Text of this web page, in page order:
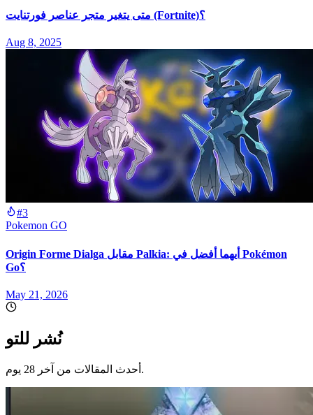
متى يتغير متجر عناصر فورتنايت (Fortnite)؟
Aug 8, 2025
#3
Pokemon GO
Origin Forme Dialga مقابل Palkia: أيهما أفضل في Pokémon
Go؟
May 21, 2026
نُشر للتو
أحدث المقالات من آخر 28 يوم.